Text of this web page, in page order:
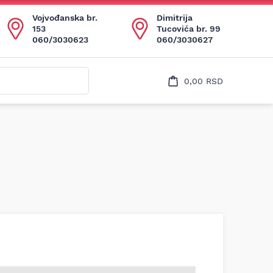
Vojvođanska br.
153
060/3030623
Dimitrija
Tucovića br. 99
060/3030627
0,00 RSD